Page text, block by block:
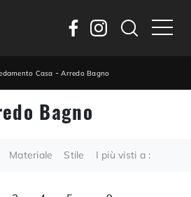
Casa -Arredo Bagno
Bagno
Materiale Stile I più visti a :